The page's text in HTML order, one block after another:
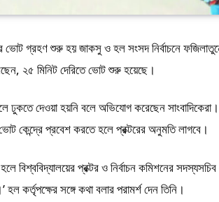
ভোট গ্রহণ শুরু হয় জাকসু ও হল সংসদ নির্বাচনে
২৫ মিনিট দেরিতে ভোট শুরু হয়েছে।
দেওয়া হয়নি বলে অভিযোগ করেছেন সাংবাদিকেরা।
কেন্দ্রে প্রবেশ করতে হলে প্রক্টরের অনুমতি লাগবে।
বিশ্ববিদ্যালয়ের প্রক্টর ও নির্বাচন কমিশনের
হল কর্তৃপক্ষের সঙ্গে কথা বলার পরামর্শ দেন তিনি।